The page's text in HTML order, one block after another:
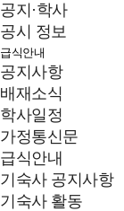
공지·학사
공시 정보
급식안내
공지사항
배재소식
학사일정
가정통신문
급식안내
기숙사 공지사항
기숙사 활동